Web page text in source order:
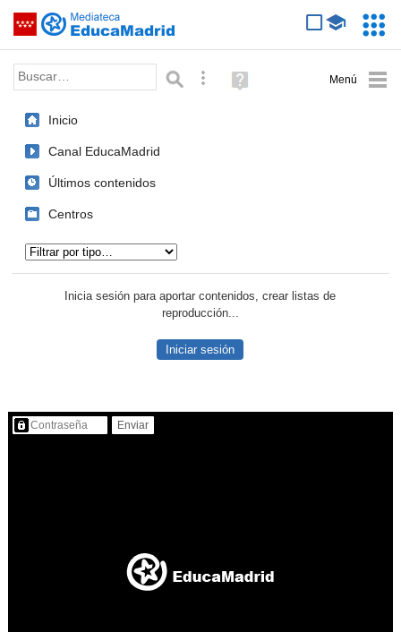
Saltar navegación
Palabra o frase: Búsqueda avanzada
Ayuda
(en
Inicio
Canal EducaMadrid
Últimos contenidos
Centros
Inicia sesión para aportar contenidos, crear listas de
reproducción...
Iniciar sesión
Contenido protegido…